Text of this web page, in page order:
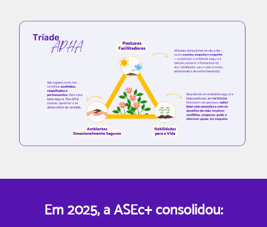
Em 2025, a ASEc+ consolidou: